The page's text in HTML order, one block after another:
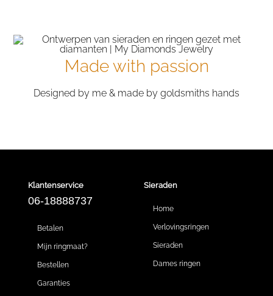
Made with passion
Designed by me & made by goldsmiths hands
Klantenservice
06-18888737
Betalen
Mijn ringmaat?
Bestellen
Garanties
Sieraden
Home
Verlovingsringen
Sieraden
Dames ringen